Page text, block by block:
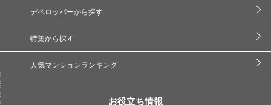
デベロッパーから探す
特集から探す
人気マンションランキング
お役立ち情報